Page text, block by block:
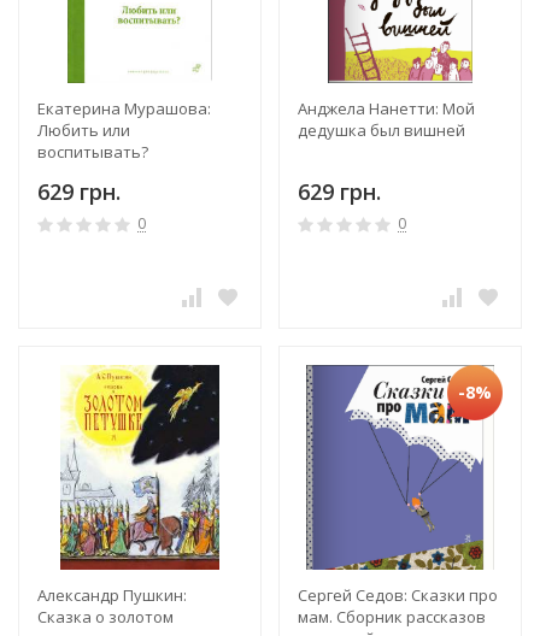
Екатерина Мурашова:
Любить или
воспитывать?
629 грн.
0
Анджела Нанетти: Мой
дедушка был вишней
629 грн.
0
Александр Пушкин:
Сказка о золотом
-8%
Сергей Седов: Сказки про
мам. Cборник рассказов